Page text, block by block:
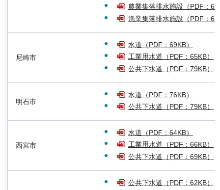
農業集落排水施設（PDF：
漁業集落排水施設（PDF：
尼崎市
水道（PDF：69KB）
工業用水道（PDF：65KB）
公共下水道（PDF：79KB）
明石市
水道（PDF：76KB）
公共下水道（PDF：79KB）
西宮市
水道（PDF：64KB）
工業用水道（PDF：66KB）
公共下水道（PDF：69KB）
公共下水道（PDF：62KB）